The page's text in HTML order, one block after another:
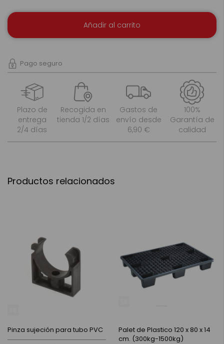
Añadir al carrito
Pago seguro
Plazo de
entrega
2/4 días
Recogida en
tienda 1/2 días
Gastos de
envío desde
6,90 €
100%
Garantía de
calidad
Productos relacionados
Pinza sujeción para tubo PVC
Palet de Plastico 120 x 80 x 14
cm. (300kg-1500kg)